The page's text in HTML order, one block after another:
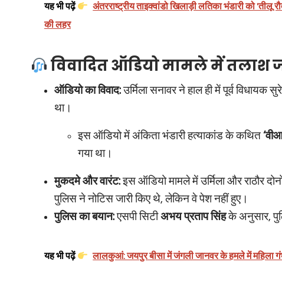
यह भी पढ़ें
अंतरराष्ट्रीय ताइक्वांडो खिलाड़ी लतिका भंडारी को
की लहर
विवादित ऑडियो मामले में तलाश
ऑडियो का विवाद:उर्मिला सनावर ने हाल ही में पूर्व विधायक
था।
इस ऑडियो में अंकिता भंडारी हत्याकांड के कथित
गया था।
मुकदमे और वारंट:इस ऑडियो मामले में उर्मिला और राठौर
पुलिस ने नोटिस जारी किए थे, लेकिन वे पेश नहीं हुए।
पुलिस का बयान:एसपी सिटीअभय प्रताप सिंहके अनुसार,
यह भी पढ़ें लालकुआं: जयपुर बीसा में जंगली जानवर के हमले में महिला